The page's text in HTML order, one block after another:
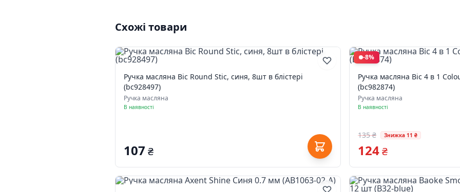
Схожі товари
Ручка масляна Bic Round Stic, синя, 8шт в блістері
(bc928497)
Ручка масляна
В наявності
107 ₴
-8%
Ручка масляна Bic 4 в 1
(bc982874)
Ручка масляна
В наявності
135 ₴ Знижка 11 ₴
124₴